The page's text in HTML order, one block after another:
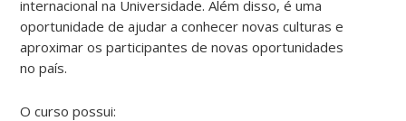
internacional na Universidade. Além disso, é uma
oportunidade de ajudar a conhecer novas culturas e
aproximar os participantes de novas oportunidades
no país.
O curso possui: